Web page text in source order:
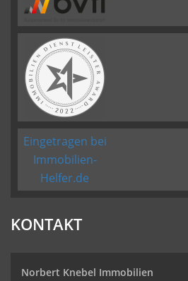
Eingetragen bei
Immobilien-
Helfer.de
KONTAKT
Norbert Knebel Immobilien